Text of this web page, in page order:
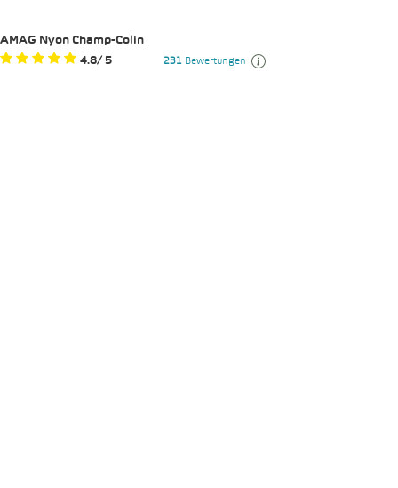
AMAG Nyon Champ-Colin
4.8/ 5 231 Bewertungen